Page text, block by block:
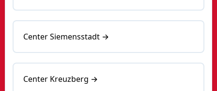
Center Siemensstadt →
Center Kreuzberg →